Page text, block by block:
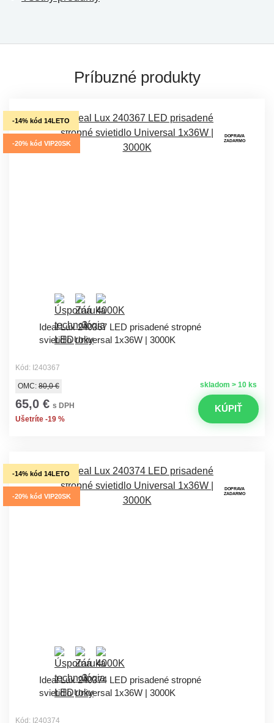
Príbuzné produkty
-14% kód 14LETO
-20% kód VIP20SK
DOPRAVA
ZADARMO
Ideal Lux 240367 LED prisadené stropné
svietidlo Universal 1x36W | 3000K
Kód: I240367
skladom > 10 ks
OMC: 80,0 €
65,0 € s DPH
Ušetríte -19 %
KÚPIŤ
-14% kód 14LETO
-20% kód VIP20SK
DOPRAVA
ZADARMO
Ideal Lux 240374 LED prisadené stropné
svietidlo Universal 1x36W | 3000K
Kód: I240374